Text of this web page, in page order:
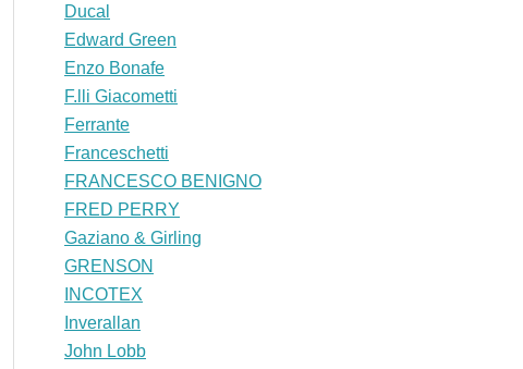
Ducal
Edward Green
Enzo Bonafe
F.lli Giacometti
Ferrante
Franceschetti
FRANCESCO BENIGNO
FRED PERRY
Gaziano & Girling
GRENSON
INCOTEX
Inverallan
John Lobb